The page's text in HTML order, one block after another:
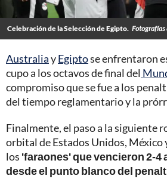
Celebración de la Selección de Egipto. Fotografías
AustraliayEgiptose enfrentaron
cupo a los octavos de final del
compromiso que se fue a los
del tiempo reglamentario y la
Finalmente, el paso a la siguiente
orbital de Estados Unidos, México
los 'faraones' que vencieron 2-4
desde el punto blanco del